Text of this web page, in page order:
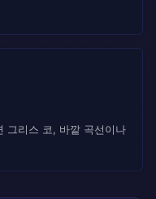
그리스 코, 바깥 곡선이나